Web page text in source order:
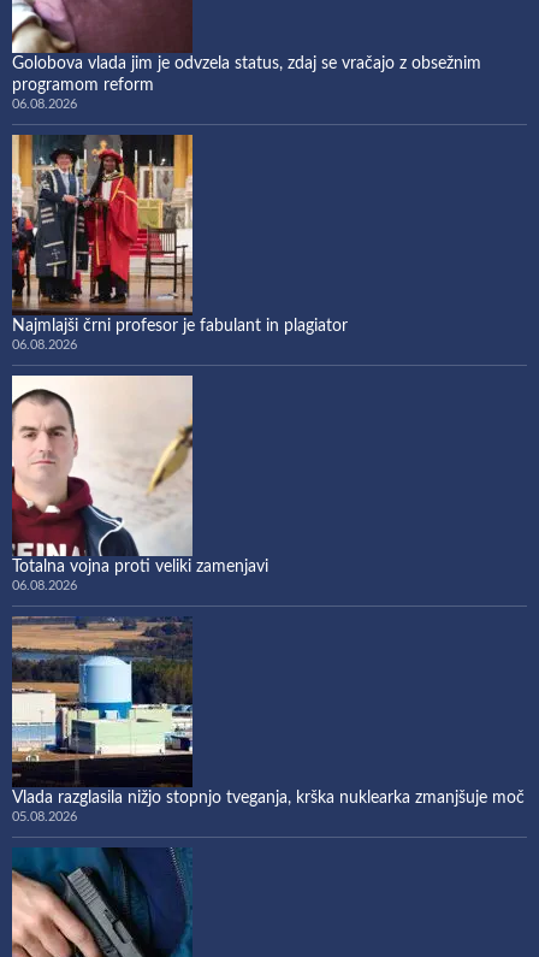
Golobova vlada jim je odvzela status, zdaj se vračajo z obsežnim
programom reform
06.08.2026
Najmlajši črni profesor je fabulant in plagiator
06.08.2026
Totalna vojna proti veliki zamenjavi
06.08.2026
Vlada razglasila nižjo stopnjo tveganja, krška nuklearka zmanjšuje moč
05.08.2026